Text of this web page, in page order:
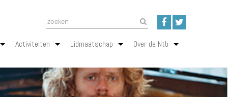
Activiteiten Lidmaatschap Over de Ntb